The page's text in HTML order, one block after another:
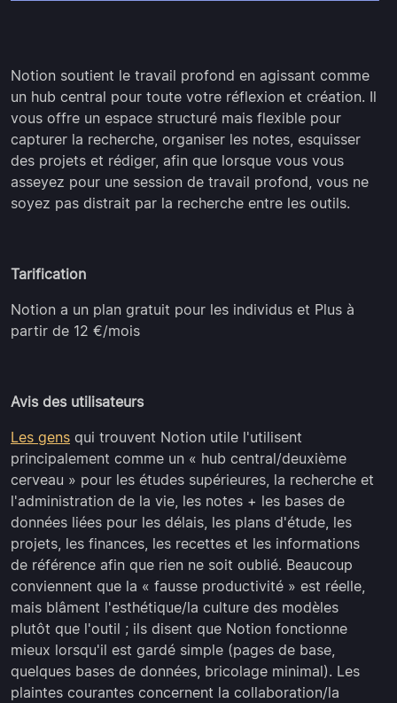
Notion soutient le travail profond en agissant comme
un hub central pour toute votre réflexion et création. Il
vous offre un espace structuré mais flexible pour
capturer la recherche, organiser les notes, esquisser
des projets et rédiger, afin que lorsque vous vous
asseyez pour une session de travail profond, vous ne
soyez pas distrait par la recherche entre les outils.
Tarification
Notion a un plan gratuit pour les individus et Plus à
partir de 12 €/mois
Avis des utilisateurs
Les gens qui trouvent Notion utile l'utilisent
principalement comme un « hub central/deuxième
cerveau » pour les études supérieures, la recherche et
l'administration de la vie, les notes + les bases de
données liées pour les délais, les plans d'étude, les
projets, les finances, les recettes et les informations
de référence afin que rien ne soit oublié. Beaucoup
conviennent que la « fausse productivité » est réelle,
mais blâment l'esthétique/la culture des modèles
plutôt que l'outil ; ils disent que Notion fonctionne
mieux lorsqu'il est gardé simple (pages de base,
quelques bases de données, bricolage minimal). Les
plaintes courantes concernent la collaboration/la